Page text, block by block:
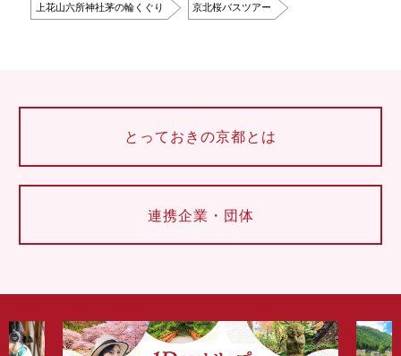
上花山六所神社茅の輪くぐり 京北桜バスツアー
とっておきの京都とは
連携企業・団体